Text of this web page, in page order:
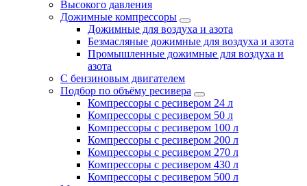
Высокого давления
Дожимные компрессоры
Дожимные для воздуха и азота
Безмасляные дожимные для воздуха и азота
Промышленные дожимные для воздуха и
азота
С бензиновым двигателем
Подбор по объёму ресивера
Компрессоры с ресивером 24 л
Компрессоры с ресивером 50 л
Компрессоры с ресивером 100 л
Компрессоры с ресивером 200 л
Компрессоры с ресивером 270 л
Компрессоры с ресивером 430 л
Компрессоры с ресивером 500 л